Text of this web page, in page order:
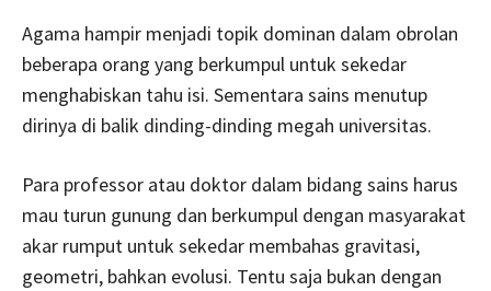
Agama hampir menjadi topik dominan dalam obrolan
beberapa orang yang berkumpul untuk sekedar
menghabiskan tahu isi. Sementara sains menutup
dirinya di balik dinding-dinding megah universitas.
Para professor atau doktor dalam bidang sains harus
mau turun gunung dan berkumpul dengan masyarakat
akar rumput untuk sekedar membahas gravitasi,
geometri, bahkan evolusi. Tentu saja bukan dengan